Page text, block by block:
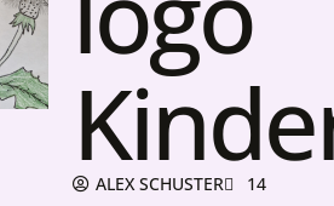
ALEX SCHUSTER 14